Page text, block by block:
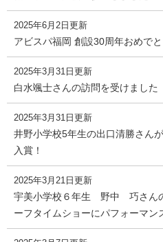
2025年6月2日更新
アビスパ福岡 創設30周年おめで
2025年3月31日更新
白水颯士さんの訪問を受けました
2025年3月31日更新
井野小学校5年生の出口清勝さん
入賞！
2025年3月21日更新
宇美小学校６年生 野中 巧さん
ーフタイムショーにパフォーマン